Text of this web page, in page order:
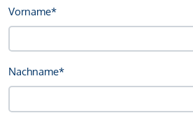
Vorname*
Nachname*